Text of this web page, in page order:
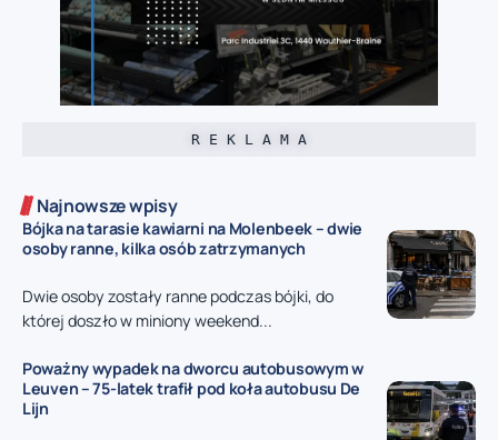
R E K L A M A
Najnowsze wpisy
Bójka na tarasie kawiarni na Molenbeek – dwie
osoby ranne, kilka osób zatrzymanych
Dwie osoby zostały ranne podczas bójki, do
której doszło w miniony weekend...
Poważny wypadek na dworcu autobusowym w
Leuven – 75-latek trafił pod koła autobusu De
Lijn